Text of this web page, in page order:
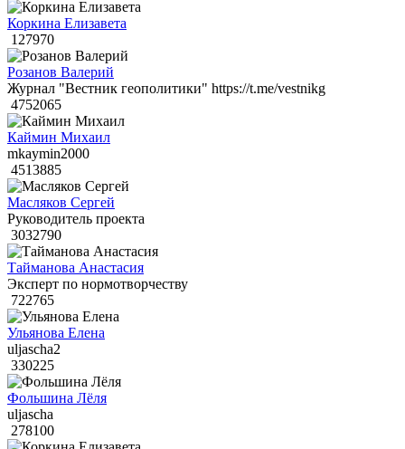
Коркина Елизавета
127970
Розанов Валерий
Журнал "Вестник геополитики" https://t.me/vestnikg
4752065
Каймин Михаил
mkaymin2000
4513885
Масляков Сергей
Руководитель проекта
3032790
Тайманова Анастасия
Эксперт по нормотворчеству
722765
Ульянова Елена
uljascha2
330225
Фольшина Лёля
uljascha
278100